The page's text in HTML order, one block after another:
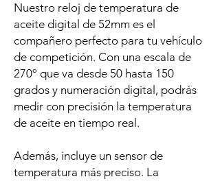
Nuestro reloj de temperatura de
aceite digital de 52mm es el
compañero perfecto para tu vehículo
de competición. Con una escala de
270º que va desde 50 hasta 150
grados y numeración digital, podrás
medir con precisión la temperatura
de aceite en tiempo real.
Además, incluye un sensor de
temperatura más preciso. La